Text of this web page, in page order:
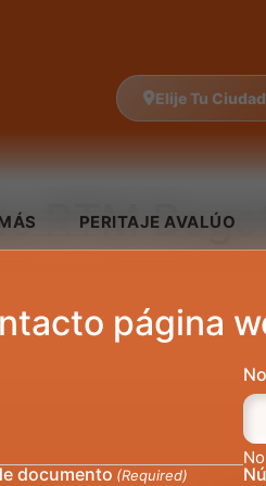
Elije Tu Ciudad
RTM
PERITAJE AVALÚO
página
documento (Required)